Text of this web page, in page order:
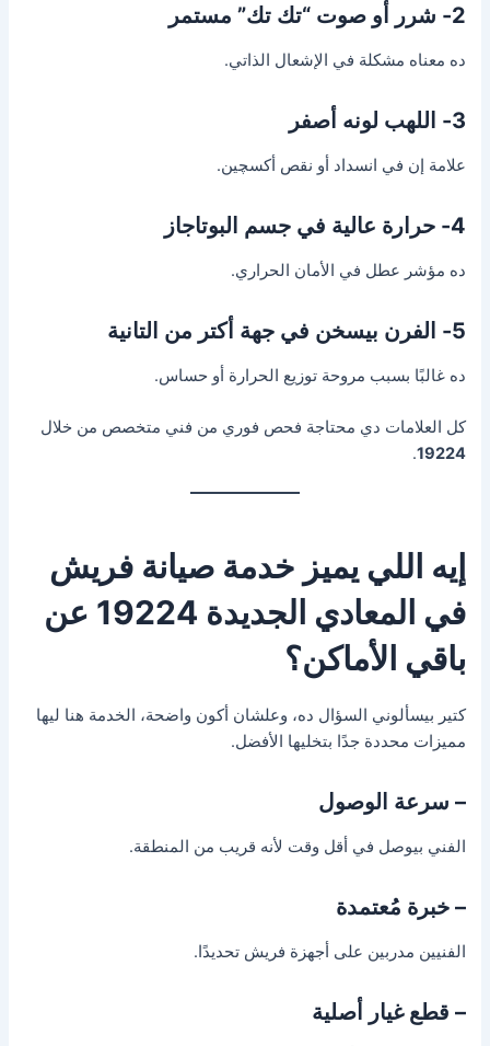
2- شرر أو صوت “تك تك” مستمر
ده معناه مشكلة في الإشعال الذاتي.
3- اللهب لونه أصفر
علامة إن في انسداد أو نقص أكسچين.
4- حرارة عالية في جسم البوتاجاز
ده مؤشر عطل في الأمان الحراري.
5- الفرن بيسخن في جهة أكتر من التانية
ده غالبًا بسبب مروحة توزيع الحرارة أو حساس.
كل العلامات دي محتاجة فحص فوري من فني متخصص من خلال
19224
.
إيه اللي يميز خدمة صيانة فريش
في المعادي الجديدة 19224 عن
باقي الأماكن؟
كتير بيسألوني السؤال ده، وعلشان أكون واضحة، الخدمة هنا ليها
مميزات محددة جدًا بتخليها الأفضل.
– سرعة الوصول
الفني بيوصل في أقل وقت لأنه قريب من المنطقة.
– خبرة مُعتمدة
الفنيين مدربين على أجهزة فريش تحديدًا.
– قطع غيار أصلية